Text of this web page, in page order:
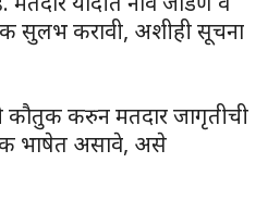
सुलभ करावी, अशीही सूचना
कौतुक करुन मतदार जागृतीची
भाषेत असावे, असे